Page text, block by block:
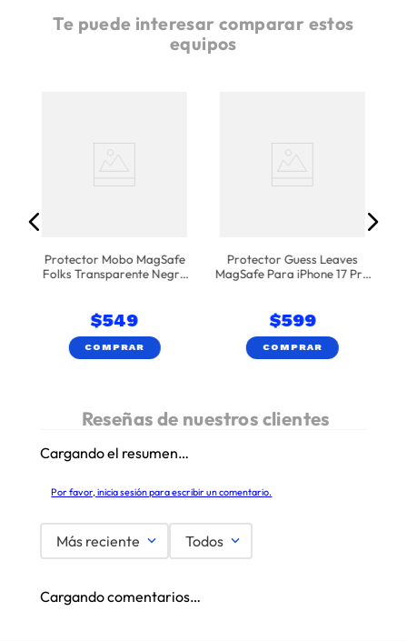
Te puede interesar comparar estos
equipos
Protector Mobo MagSafe
Folks Transparente Negro
$549
COMPRAR
Protector Guess Leaves
MagSafe Para iPhone 17 Pro
$599
COMPRAR
Cargando el resumen…
Por favor, inicia sesión para escribir un comentario.
Más reciente Todos
Cargando comentarios…